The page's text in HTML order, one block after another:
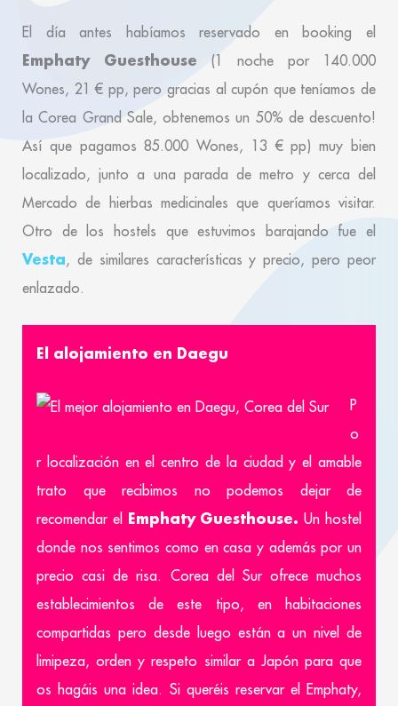
El día antes habíamos reservado en booking el
Emphaty Guesthouse (1 noche por 140.000
Wones, 21 € pp, pero gracias al cupón que teníamos de
la Corea Grand Sale, obtenemos un 50% de descuento!
Así que pagamos 85.000 Wones, 13 € pp) muy bien
localizado, junto a una parada de metro y cerca del
Mercado de hierbas medicinales que queríamos visitar.
Otro de los hostels que estuvimos barajando fue el
Vesta, de similares características y precio, pero peor
enlazado.
El alojamiento en Daegu
P
o
r localización en el centro de la ciudad y el amable
trato que recibimos no podemos dejar de
recomendar el Emphaty Guesthouse. Un hostel
donde nos sentimos como en casa y además por un
precio casi de risa. Corea del Sur ofrece muchos
establecimientos de este tipo, en habitaciones
compartidas pero desde luego están a un nivel de
limipeza, orden y respeto similar a Japón para que
os hagáis una idea. Si queréis reservar el Emphaty,